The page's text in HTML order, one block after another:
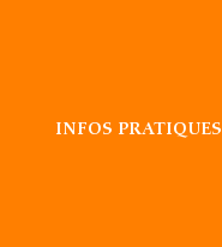
INFOS PRATIQUES